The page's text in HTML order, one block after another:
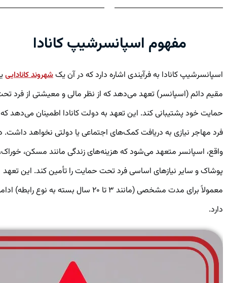
مفهوم اسپانسرشیپ کانادا
اسپانسرشیپ کانادا به فرآیندی اشاره دارد که در آن یکشهروند کانادایییا
مقیم دائم (اسپانسر) تعهد می‌دهد که از نظر مالی و معیشتی از فرد تحت
حمایت خود پشتیبانی کند. این تعهد به دولت کانادا اطمینان می‌دهد که
فرد مهاجر نیازی به دریافت کمک‌های اجتماعی یا دولتی نخواهد داشت. در
واقع، اسپانسر متعهد می‌شود که هزینه‌های زندگی مانند مسکن، خوراک،
پوشاک و سایر نیازهای اساسی فرد تحت حمایت را تأمین کند. این تعهد
معمولاً برای مدت مشخصی (مانند ۳ تا ۲۰ سال بسته به نوع رابطه) ادامه
دارد.